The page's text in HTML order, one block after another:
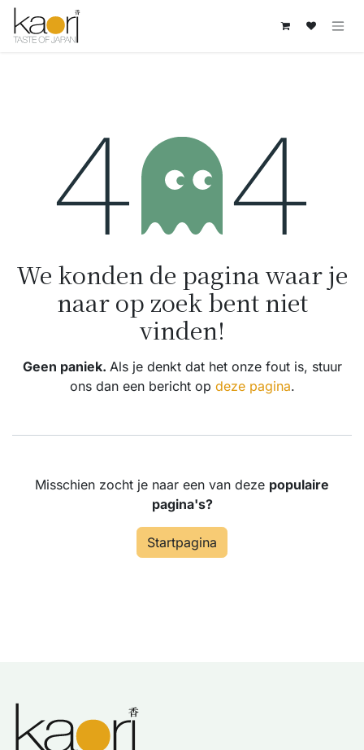
Overslaan naar inhoud
Fout 404
We konden de pagina waar je
naar op zoek bent niet
vinden!
Geen paniek. Als je denkt dat het onze fout is, stuur
ons dan een bericht op deze pagina.
Misschien zocht je naar een van deze populaire
pagina's?
Startpagina